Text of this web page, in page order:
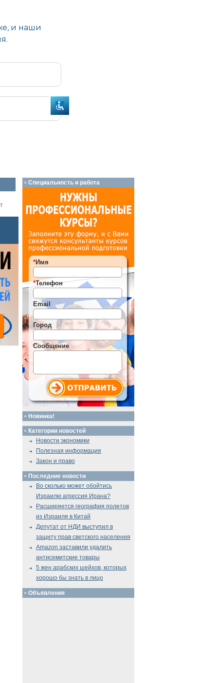
Специальность и работа
*Имя
*Телефон
Email
Город
Сообщение
Новинка!
Категории новостей
Новости экономики
Полезная информация
Закон и право
Последние новости
Во сколько может обойтись
Израилю агрессия Ирана?
Расширяется география полетов
из Израиля в Китай
Депутат от НДИ выступил в
защиту прав светского населения
Amazon заставили удалить
антисемитские товары
5 жен арабских шейхов, которых
хорошо бы знать в лицо
Объявления